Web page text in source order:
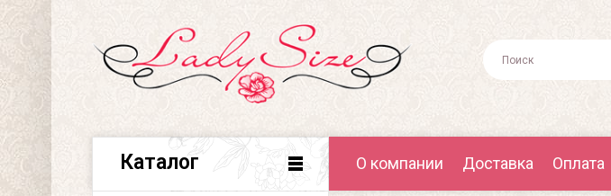
Каталог О компании Доставка Оплата